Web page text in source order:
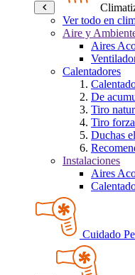
Ver todo en
Aire y
Aires
Calentadores
De
Tiro
Tiro
Duchas
Instalaciones
Aires
Cuidado